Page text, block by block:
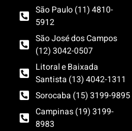
São Paulo (11) 4810-
5912
São José dos Campos
(12) 3042-0507
Litoral e Baixada
Santista (13) 4042-1311
Sorocaba (15) 3199-9895
Campinas (19) 3199-
8983